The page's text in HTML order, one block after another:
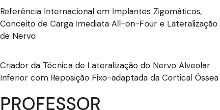
Referência Internacional em Implantes Zigomáticos,
Conceito de Carga Imediata All-on-Four e Lateralização
de Nervo
Criador da Técnica de Lateralização do Nervo Alveolar
Inferior com Reposição Fixo-adaptada da Cortical Óssea
PROFESSOR